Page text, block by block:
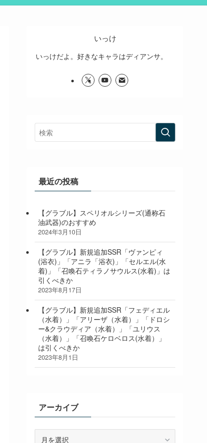
いっけ
いっけだよ。好きなキャラはディアンサ。
最近の投稿
【グラブル】スペリオルシリーズ(通称石
油武器)のおすすめ
2024年3月10日
【グラブル】新規追加SSR「ヴァンピィ
(浴衣)」「アニラ「浴衣)」「セルエル(水
着)」「召喚石ティラノサウルス(水着)」は
引くべきか
2023年8月17日
【グラブル】新規追加SSR「フェディエル
（水着）」「アリーザ（水着）」「ドロシ
ー&クラウディア（水着）」「ユリウス
（水着）」「召喚石ケロベロス(水着）」
は引くべきか
2023年8月1日
アーカイブ